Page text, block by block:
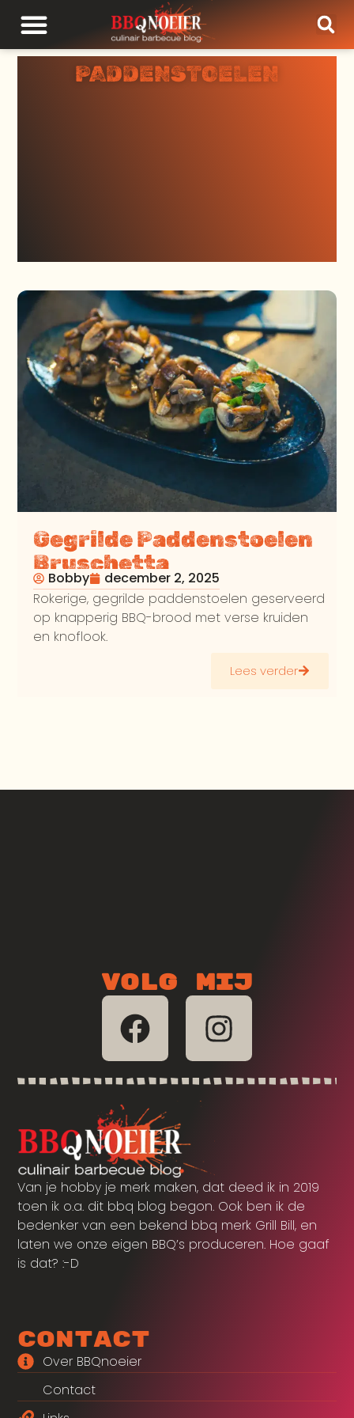
PADDENSTOELEN
Gegrilde Paddenstoelen
Bruschetta
Bobby
december 2, 2025
Rokerige, gegrilde paddenstoelen geserveerd
op knapperig BBQ-brood met verse kruiden
en knoflook.
Lees verder
Volg mij
Van je hobby je merk maken, dat deed ik in 2019
toen ik o.a. dit bbq blog begon. Ook ben ik de
bedenker van een bekend bbq merk Grill Bill, en
laten we onze eigen BBQ’s produceren. Hoe gaaf
is dat? :-D
Contact
Over BBQnoeier
Contact